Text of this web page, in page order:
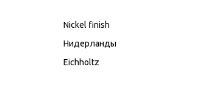
Nickel finish
Нидерланды
Eichholtz